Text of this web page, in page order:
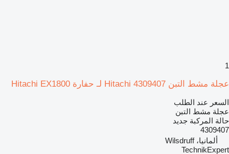
1
عجلة مشط التبن Hitachi 4309407 لـ حفارة Hitachi EX1800
السعر عند الطلب
عجلة مشط التبن
حالة المركبة جديد
4309407
ألمانيا، Wilsdruff
TechnikExpert